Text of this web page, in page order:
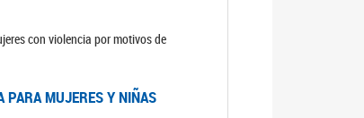
con violencia por motivos de
PARA MUJERES Y NIÑAS